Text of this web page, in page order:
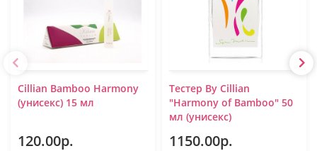
Cillian Bamboo Harmony
(унисекс) 15 мл
120.00р.
Тестер By Cillian
"Harmony of Bamboo" 50
мл (унисекс)
1150.00р.